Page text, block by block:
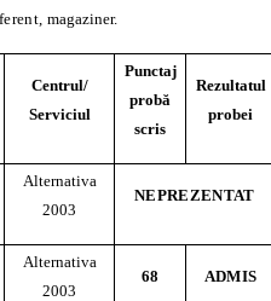
magaziner.
Centrul/
Serviciul
Punctaj
probă
scris
Rezultatul
probei
Alternativa
2003
NEPREZENTAT
Alternativa
2003
68 ADMIS